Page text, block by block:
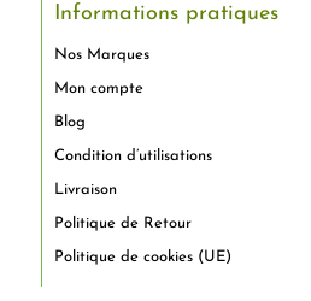
Informations pratiques
Nos Marques
Mon compte
Blog
Condition d’utilisations
Livraison
Politique de Retour
Politique de cookies (UE)